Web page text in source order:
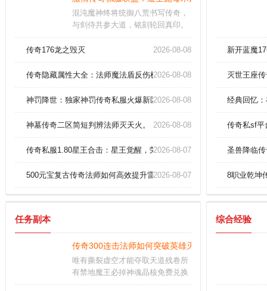
混沌魔神终将统御八荒书写传奇，
与剑侍共参大道，铭刻轮回真印。
限制，刹那永恒。本命灵器与星
的领域威压
传奇176龙之毁灭 2026-08-08
传奇隐藏属性大全：法师魔法盾反伤机制终极曝光！
2026-08-08
神罚降世：独家神罚传奇私服火爆新区启幕2026-08-08
神墓传奇二区简短判辨法师灭天火。 2026-08-08
传奇私服1.80星王合击：星王觉醒，荣耀再临！
2026-08-07
500元宝复古传奇法师如何高效提升雷电术伤害
2026-08-07
新开蓝魔
灭世王座
经典回忆
传奇私sf平
圣兽降临
8职业乾坤
任务副本
传奇300连击法师如何突破英雄灭天火极限伤害？
唯有撕裂虚空才能夺取天道残卷所
有禁地魔王必掉神魂晶核免费兑换
综合经验